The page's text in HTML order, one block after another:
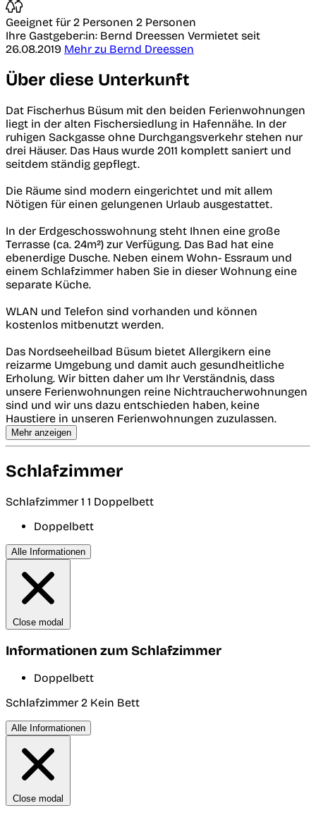
Geeignet für 2 Personen 2 Personen
Ihre Gastgeber:in: Bernd Dreessen Vermietet seit
26.08.2019 Mehr zu Bernd Dreessen
Über diese Unterkunft
Dat Fischerhus Büsum mit den beiden Ferienwohnungen
liegt in der alten Fischersiedlung in Hafennähe. In der
ruhigen Sackgasse ohne Durchgangsverkehr stehen nur
drei Häuser. Das Haus wurde 2011 komplett saniert und
seitdem ständig gepflegt.
Die Räume sind modern eingerichtet und mit allem
Nötigen für einen gelungenen Urlaub ausgestattet.
In der Erdgeschosswohnung steht Ihnen eine große
Terrasse (ca. 24m²) zur Verfügung. Das Bad hat eine
ebenerdige Dusche. Neben einem Wohn- Essraum und
einem Schlafzimmer haben Sie in dieser Wohnung eine
separate Küche.
WLAN und Telefon sind vorhanden und können
kostenlos mitbenutzt werden.
Das Nordseeheilbad Büsum bietet Allergikern eine
reizarme Umgebung und damit auch gesundheitliche
Erholung. Wir bitten daher um Ihr Verständnis, dass
unsere Ferienwohnungen reine Nichtraucherwohnungen
sind und wir uns dazu entschieden haben, keine
Haustiere in unseren Ferienwohnungen zuzulassen.
Mehr anzeigen
Schlafzimmer
Schlafzimmer 1 1 Doppelbett
Doppelbett
Alle Informationen
Close modal
Informationen zum Schlafzimmer
Doppelbett
Schlafzimmer 2 Kein Bett
Alle Informationen
Close modal